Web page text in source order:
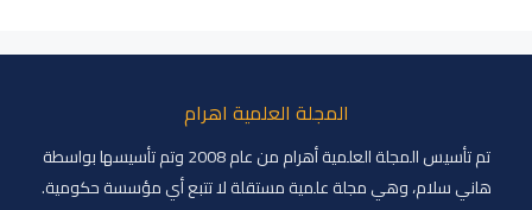
المجلة العلمية اهرام
تم تأسيس المجلة العلمية أهرام من عام 2008 وتم تأسيسها بواسطة
هاني سلام، وهي مجلة علمية مستقلة لا تتبع أي مؤسسة حكومية.